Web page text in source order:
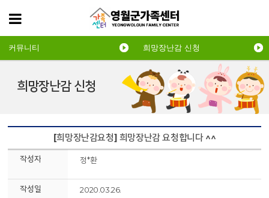
희망장난감 신청
커뮤니티 희망장난감 신청
[희망장난감요청] 희망장난감 요청합니다 ^^
작성자 정*환
작성일 2020.03.26.